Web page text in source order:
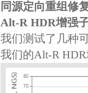
同源定向重组修
Alt-R HDR增强
我们测试了几种
我们的Alt-R